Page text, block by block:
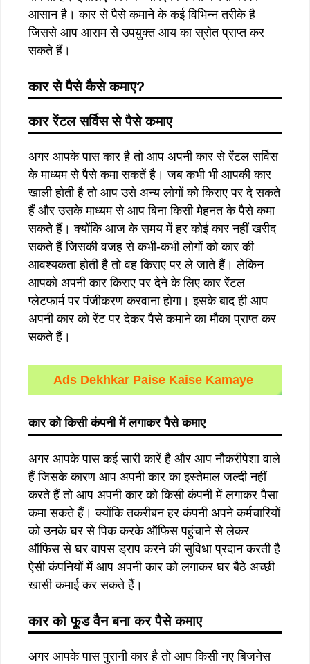
आसान है। कार से पैसे कमाने के कई विभिन्न तरीके है
जिससे आप आराम से उपयुक्त आय का स्रोत प्राप्त कर
सकते हैं।
कार से पैसे कैसे कमाए?
कार रेंटल सर्विस से पैसे कमाए
अगर आपके पास कार है तो आप अपनी कार से रेंटल सर्विस
के माध्यम से पैसे कमा सकतें है। जब कभी भी आपकी कार
खाली होती है तो आप उसे अन्य लोगों को किराए पर दे सकते
हैं और उसके माध्यम से आप बिना किसी मेहनत के पैसे कमा
सकते हैं। क्योंकि आज के समय में हर कोई कार नहीं खरीद
सकते हैं जिसकी वजह से कभी-कभी लोगों को कार की
आवश्यकता होती है तो वह किराए पर ले जाते हैं। लेकिन
आपको अपनी कार किराए पर देने के लिए कार रेंटल
प्लेटफार्म पर पंजीकरण करवाना होगा। इसके बाद ही आप
अपनी कार को रेंट पर देकर पैसे कमाने का मौका प्राप्त कर
सकते हैं।
Ads Dekhkar Paise Kaise Kamaye
कार को किसी कंपनी में लगाकर पैसे कमाए
अगर आपके पास कई सारी कारें है और आप नौकरीपेशा वाले
हैं जिसके कारण आप अपनी कार का इस्तेमाल जल्दी नहीं
करते हैं तो आप अपनी कार को किसी कंपनी में लगाकर पैसा
कमा सकते हैं। क्योंकि तकरीबन हर कंपनी अपने कर्मचारियों
को उनके घर से पिक करके ऑफिस पहुंचाने से लेकर
ऑफिस से घर वापस ड्राप करने की सुविधा प्रदान करती है
ऐसी कंपनियों में आप अपनी कार को लगाकर घर बैठे अच्छी
खासी कमाई कर सकते हैं।
कार को फूड वैन बना कर पैसे कमाए
अगर आपके पास पुरानी कार है तो आप किसी नए बिजनेस